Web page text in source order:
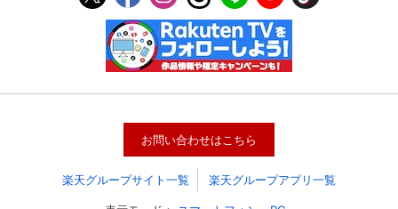
会員情報
ジットカード情報の変更が可能です。
お問い合わせはこちら
楽天グループサイト一覧 楽天グループアプリ一覧